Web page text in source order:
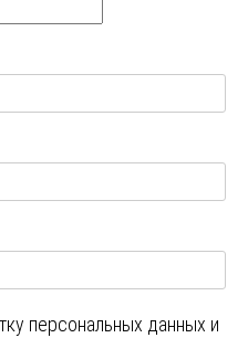
персональных данных и